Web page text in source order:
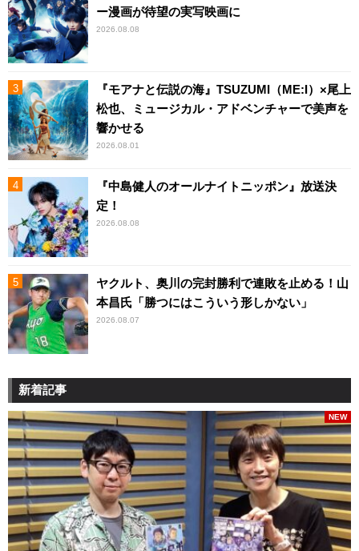
ー漫画が待望の実写映画に
2026.08.08
『モアナと伝説の海』TSUZUMI（ME:I）×尾上
松也、ミュージカル・アドベンチャーで美声を
響かせる
2026.08.01
『中島健人のオールナイトニッポン』放送決
定！
2026.08.08
ヤクルト、奥川の完封勝利で連敗を止める！山
本昌氏「勝つにはこういう形しかない」
2026.08.07
新着記事
NEW